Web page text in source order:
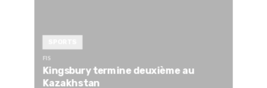
FIS
Kingsbury termine deuxième au
Kazakhstan